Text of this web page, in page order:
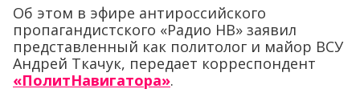
Об этом в эфире антироссийского
пропагандистского «Радио НВ» заявил
представленный как политолог и майор ВСУ
Андрей Ткачук, передает корреспондент
«ПолитНавигатора».